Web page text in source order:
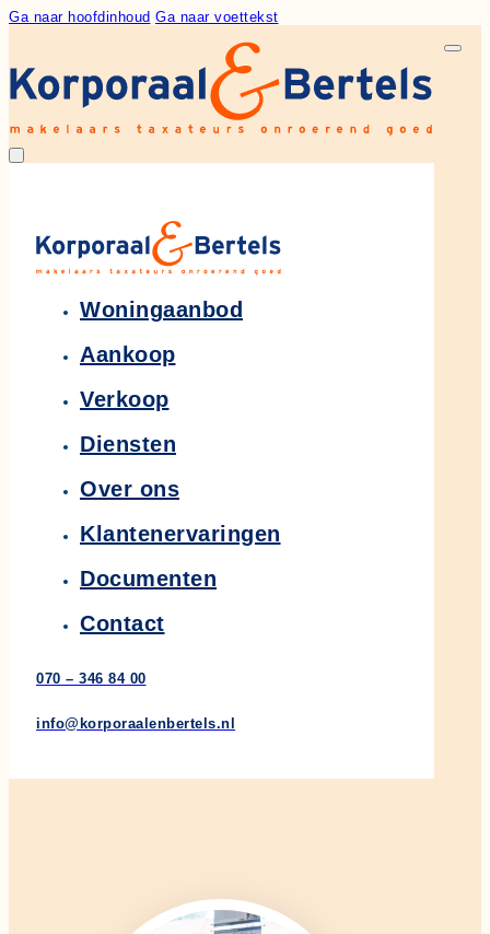
Ga naar hoofdinhoud Ga naar voettekst
Woningaanbod
Aankoop
Verkoop
Diensten
Over ons
Klantenervaringen
Documenten
Contact
070 – 346 84 00
info@korporaalenbertels.nl